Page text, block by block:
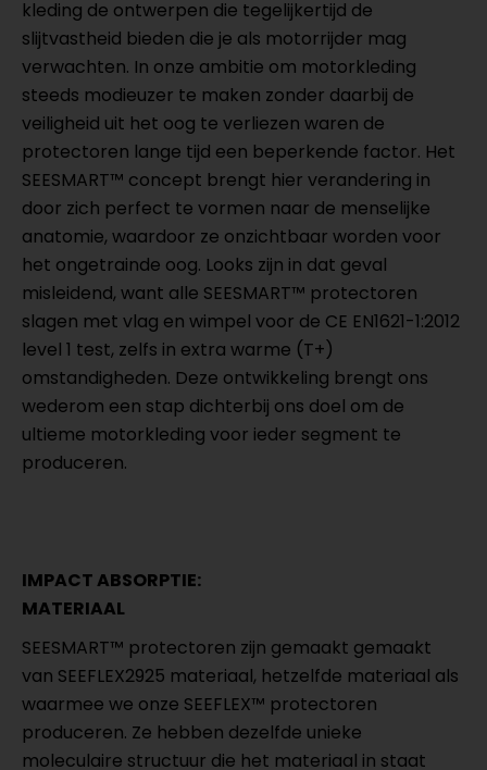
kleding de ontwerpen die tegelijkertijd de
slijtvastheid bieden die je als motorrijder mag
verwachten. In onze ambitie om motorkleding
steeds modieuzer te maken zonder daarbij de
veiligheid uit het oog te verliezen waren de
protectoren lange tijd een beperkende factor. Het
SEESMART™ concept brengt hier verandering in
door zich perfect te vormen naar de menselijke
anatomie, waardoor ze onzichtbaar worden voor
het ongetrainde oog. Looks zijn in dat geval
misleidend, want alle SEESMART™ protectoren
slagen met vlag en wimpel voor de CE EN1621-1:2012
level 1 test, zelfs in extra warme (T+)
omstandigheden. Deze ontwikkeling brengt ons
wederom een stap dichterbij ons doel om de
ultieme motorkleding voor ieder segment te
produceren.
IMPACT ABSORPTIE:
MATERIAAL
SEESMART™ protectoren zijn gemaakt gemaakt
van SEEFLEX2925 materiaal, hetzelfde materiaal als
waarmee we onze SEEFLEX™ protectoren
produceren. Ze hebben dezelfde unieke
moleculaire structuur die het materiaal in staat